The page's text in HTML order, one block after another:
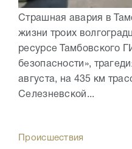
Страшная авария в
жизни троих
ресурсе Тамбовского
безопасности»,
августа, на 435 км
Селезневской...
Происшествия